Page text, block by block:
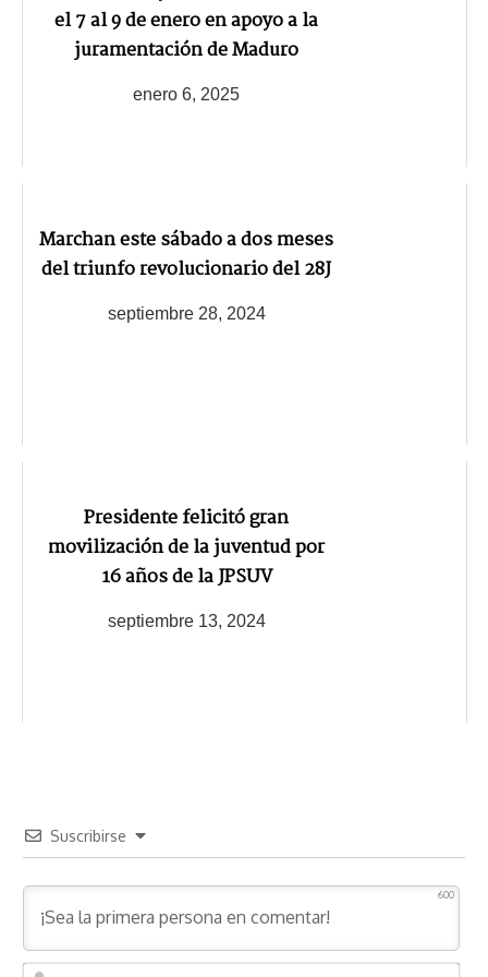
el 7 al 9 de enero en apoyo a la
juramentación de Maduro
enero 6, 2025
Marchan este sábado a dos meses
del triunfo revolucionario del 28J
septiembre 28, 2024
Presidente felicitó gran
movilización de la juventud por
16 años de la JPSUV
septiembre 13, 2024
Suscribirse
600